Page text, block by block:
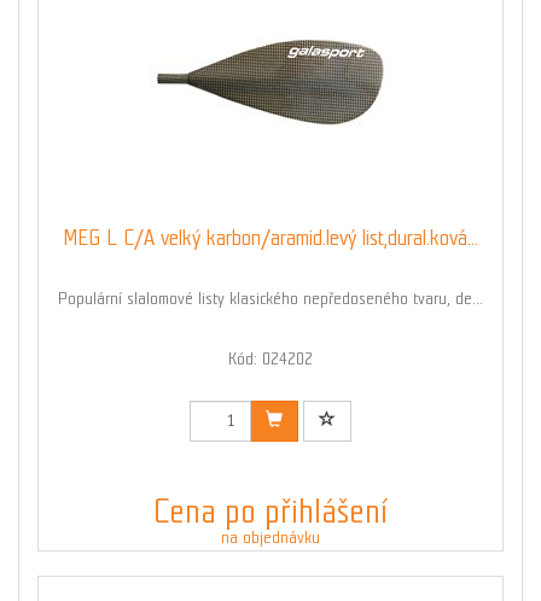
MEG L C/A velký karbon/aramid.levý list,dural.ková...
Populární slalomové listy klasického nepředoseného tvaru, de...
Kód: 024202
Cena po přihlášení
na objednávku